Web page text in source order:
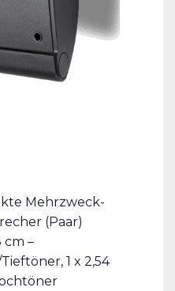
Mehrzweck-
(Paar)
cm –
1 x 2,54